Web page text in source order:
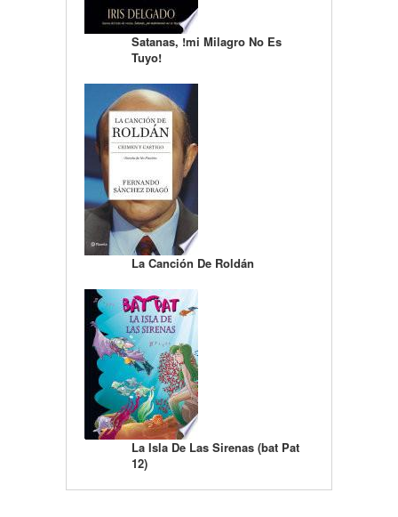
Satanas, !mi Milagro No Es
Tuyo!
La Canción De Roldán
La Isla De Las Sirenas (bat Pat
12)